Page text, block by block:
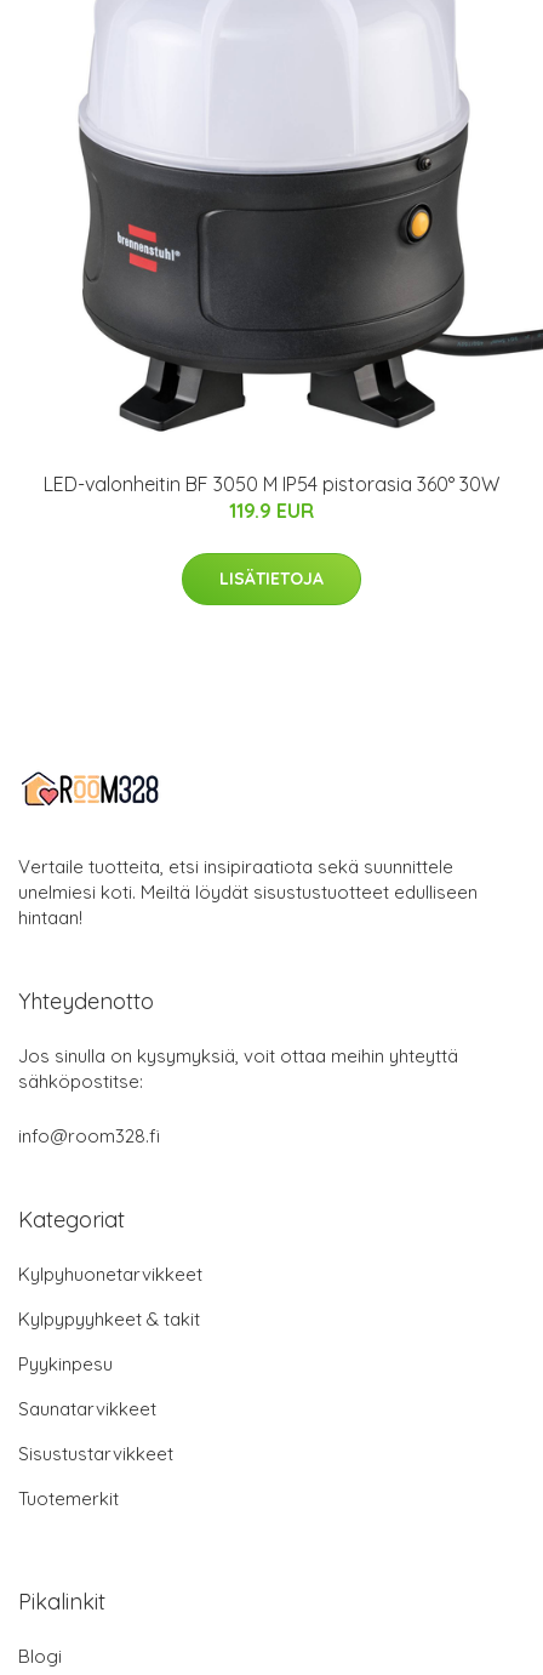
LED-valonheitin BF 3050 M IP54 pistorasia 360° 30W
119.9 EUR
LISÄTIETOJA
Vertaile tuotteita, etsi insipiraatiota sekä suunnittele
unelmiesi koti. Meiltä löydät sisustustuotteet edulliseen
hintaan!
Yhteydenotto
Jos sinulla on kysymyksiä, voit ottaa meihin yhteyttä
sähköpostitse:
info@room328.fi
Kategoriat
Kylpyhuonetarvikkeet
Kylpypyyhkeet & takit
Pyykinpesu
Saunatarvikkeet
Sisustustarvikkeet
Tuotemerkit
Pikalinkit
Blogi